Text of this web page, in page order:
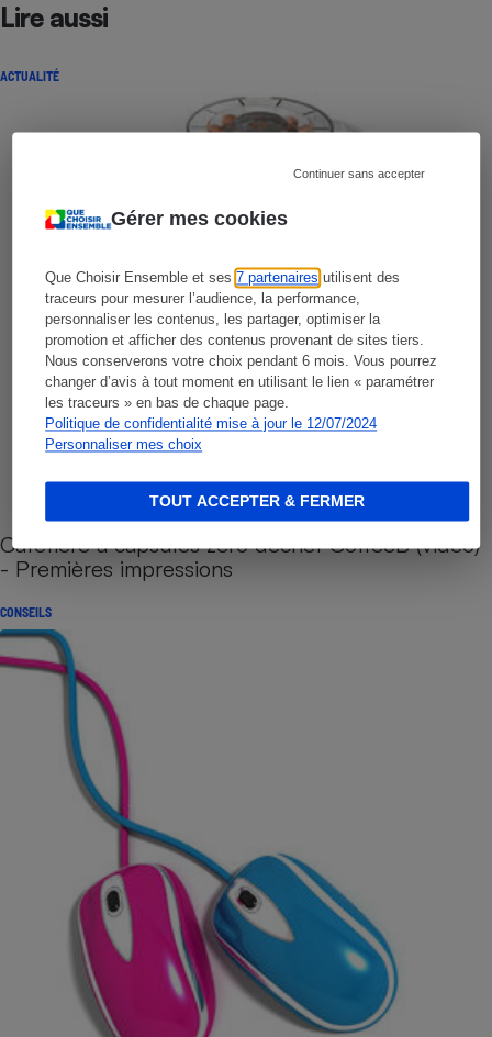
Gérer mes cookies
Que Choisir Ensemble et ses7 partenaires utilisent des
traceurs pour mesurer l’audience, la performance,
personnaliser les contenus, les partager, optimiser la
promotion et afficher des contenus provenant de sites tiers.
Nous conserverons votre choix pendant 6 mois. Vous pourrez
changer d’avis à tout moment en utilisant le lien « paramétrer
les traceurs » en bas de chaque page.
Politique de confidentialité mise à jour le 12/07/2024
Personnaliser mes choix
Continuer sans accepter
TOUT ACCEPTER & FERMER
Lire aussi
ACTUALITÉ
Cafetière à capsules zéro déchet CoffeeB (vidéo)
- Premières impressions
CONSEILS